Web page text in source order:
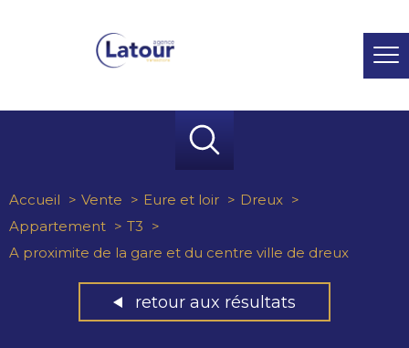
Accueil Vente Eure et loir
Dreux
Appartement
T3
A proximite de la gare et du centre ville de dreux
retour aux résultats